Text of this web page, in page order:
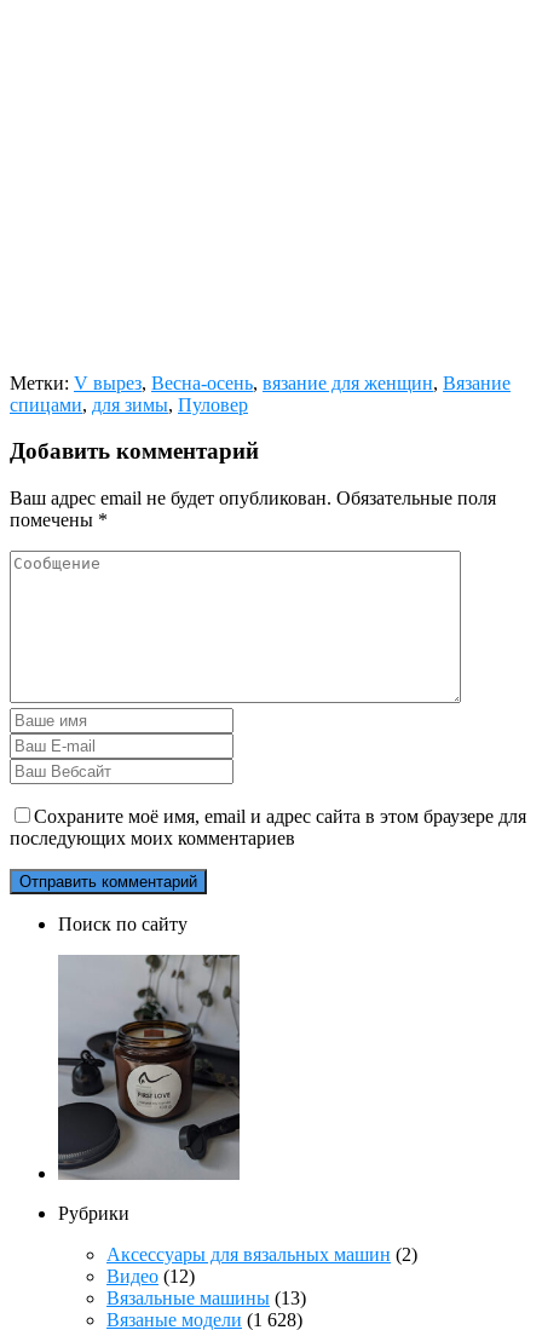
Метки: V вырез, Весна-осень, вязание для женщин, Вязание
спицами, для зимы, Пуловер
Добавить комментарий
Ваш адрес email не будет опубликован. Обязательные поля
помечены *
Сохраните моё имя, email и адрес сайта в этом браузере для
последующих моих комментариев
Поиск по сайту
Рубрики
Аксессуары для вязальных машин (2)
Видео (12)
Вязальные машины (13)
Вязаные модели (1 628)